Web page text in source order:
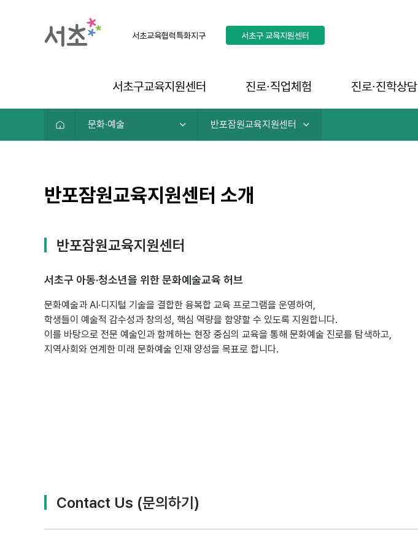
서초교육협력특화지구 서초구교육지원센터
서초구교육지원센터 진로∙직업체험 진로∙진학상담
문화∙예술 반포잠원교육지원센터
반포잠원교육지원센터 소개
반포잠원교육지원센터
서초구 아동·청소년을 위한 문화예술교육 허브
문화예술과 AI·디지털 기술을 결합한 융복합 교육 프로그램을 운영하여,
학생들이 예술적 감수성과 창의성, 핵심 역량을 함양할 수 있도록 지원합니다.
이를 바탕으로 전문 예술인과 함께하는 현장 중심의 교육을 통해 문화예술 진로를 탐색하고,
지역사회와 연계한 미래 문화예술 인재 양성을 목표로 합니다.
Contact Us (문의하기)